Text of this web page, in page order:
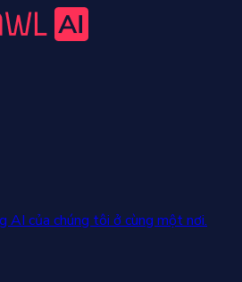
AI của chúng tôi ở cùng một nơi.